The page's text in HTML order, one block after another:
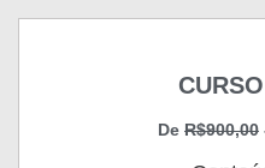
De R$900,00